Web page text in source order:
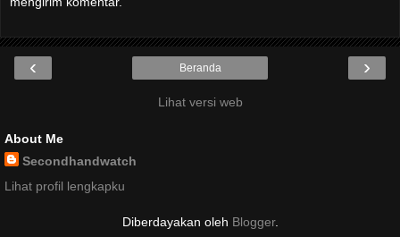
‹ ›
Beranda
Lihat versi web
About Me
Secondhandwatch
Lihat profil lengkapku
Diberdayakan oleh Blogger.